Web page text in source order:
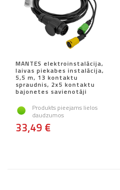
MANTES elektroinstalācija,
laivas piekabes instalācija,
5,5 m, 13 kontaktu
spraudnis, 2x5 kontaktu
bajonetes savienotāji
Produkts pieejams lielos
daudzumos
33,49 €